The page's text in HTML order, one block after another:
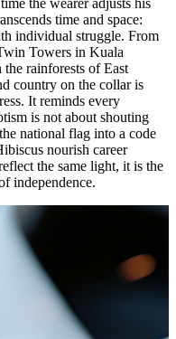
time and space:
individual struggle. From
Towers in Kuala
rainforests of East
country on the collar is
It reminds every
is not about shouting
national flag into a code
nourish career
the same light, it is the
independence.